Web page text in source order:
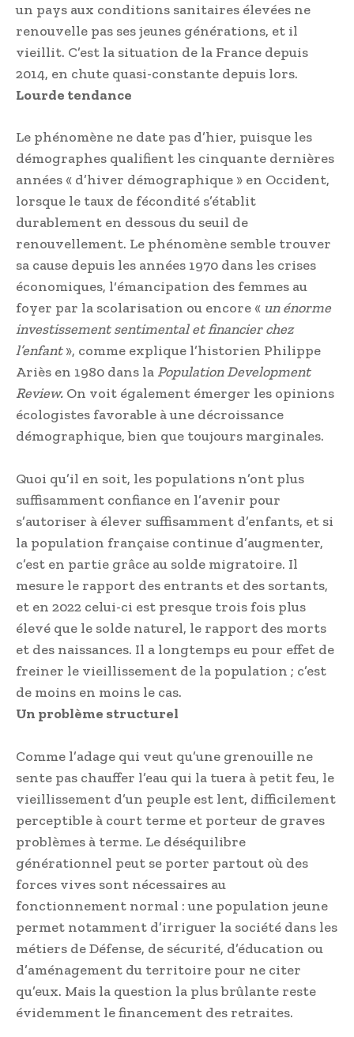
un pays aux conditions sanitaires élevées ne
renouvelle pas ses jeunes générations, et il
vieillit. C’est la situation de la France depuis
2014, en chute quasi-constante depuis lors.
Lourde tendance
Le phénomène ne date pas d’hier, puisque les
démographes qualifient les cinquante dernières
années « d’hiver démographique » en Occident,
lorsque le taux de fécondité s’établit
durablement en dessous du seuil de
renouvellement. Le phénomène semble trouver
sa cause depuis les années 1970 dans les crises
économiques, l‘émancipation des femmes au
foyer par la scolarisation ou encore « un énorme
investissement sentimental et financier chez
l’enfant», comme explique l’historien Philippe
Ariès en 1980 dans la Population Development
Review. On voit également émerger les opinions
écologistes favorable à une décroissance
démographique, bien que toujours marginales.
Quoi qu’il en soit, les populations n’ont plus
suffisamment confiance en l’avenir pour
s’autoriser à élever suffisamment d’enfants, et si
la population française continue d’augmenter,
c’est en partie grâce au solde migratoire. Il
mesure le rapport des entrants et des sortants,
et en 2022 celui-ci est presque trois fois plus
élevé que le solde naturel, le rapport des morts
et des naissances. Il a longtemps eu pour effet de
freiner le vieillissement de la population ; c’est
de moins en moins le cas.
Un problème structurel
Comme l’adage qui veut qu’une grenouille ne
sente pas chauffer l’eau qui la tuera à petit feu, le
vieillissement d’un peuple est lent, difficilement
perceptible à court terme et porteur de graves
problèmes à terme. Le déséquilibre
générationnel peut se porter partout où des
forces vives sont nécessaires au
fonctionnement normal : une population jeune
permet notamment d’irriguer la société dans les
métiers de Défense, de sécurité, d’éducation ou
d’aménagement du territoire pour ne citer
qu’eux. Mais la question la plus brûlante reste
évidemment le financement des retraites.